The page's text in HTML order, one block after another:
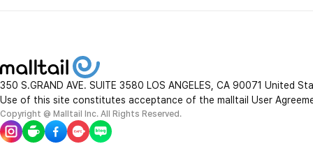
350 S.GRAND AVE. SUITE 3580 LOS ANGELES, CA 90071 United
Use of this site constitutes acceptance of the malltail User
Copyright @ Malltail Inc. All Rights Reserved.